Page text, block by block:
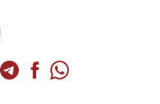
(se abre en una
(se abre en una
de TikTok (se abre en
de YouTube (se abre
Cuenta de Telegram (se
Cuenta de
Cuenta de